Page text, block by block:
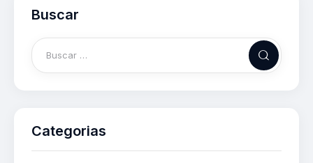
Buscar
Categorias